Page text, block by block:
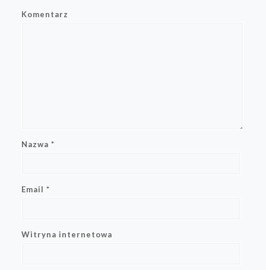
Komentarz
Nazwa *
Email *
Witryna internetowa